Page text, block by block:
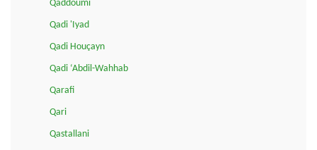
Qaddoumi
Qadi 'Iyad
Qadi Houçayn
Qadi ‘Abdil-Wahhab
Qarafi
Qari
Qastallani